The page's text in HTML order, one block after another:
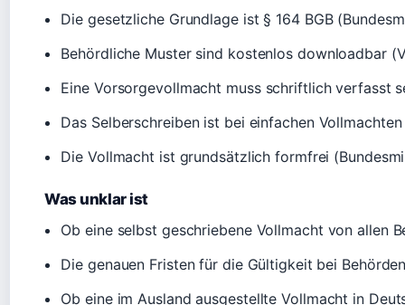
Die gesetzliche Grundlage ist § 164 BGB
Behördliche Muster sind kostenlos downloadbar
Eine Vorsorgevollmacht muss schriftlich verfasst
Das Selberschreiben ist bei einfachen
Die Vollmacht ist grundsätzlich formfrei
Was unklar ist
Ob eine selbst geschriebene Vollmacht von allen
Die genauen Fristen für die Gültigkeit bei
Ob eine im Ausland ausgestellte Vollmacht in